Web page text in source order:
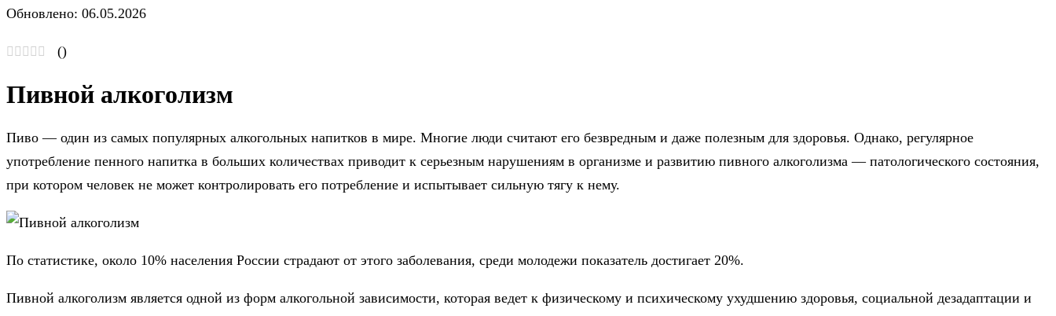
Обновлено: 06.05.2026
()
Пивной алкоголизм
Пиво — один из самых популярных алкогольных напитков в мире. Многие люди считают его безвредным и даже полезным для здоровья. Однако, регулярное
употребление пенного напитка в больших количествах приводит к серьезным нарушениям в организме и развитию пивного алкоголизма — патологического состояния,
при котором человек не может контролировать его потребление и испытывает сильную тягу к нему.
По статистике, около 10% населения России страдают от этого заболевания, среди молодежи показатель достигает 20%.
Пивной алкоголизм является одной из форм алкогольной зависимости, которая ведет к физическому и психическому ухудшению здоровья, социальной дезадаптации и